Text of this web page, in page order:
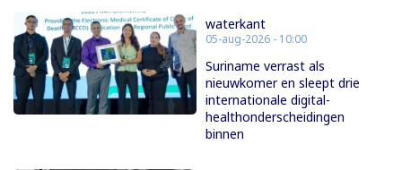
waterkant
05-aug-2026 - 10:00
Suriname verrast als
nieuwkomer en sleept drie
internationale digital-
healthonderscheidingen
binnen